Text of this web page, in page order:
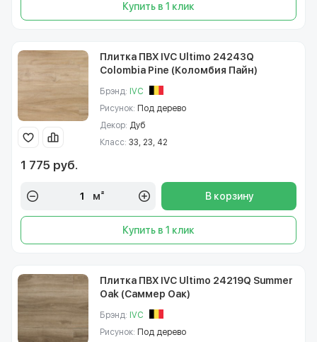
Купить в 1 клик
Плитка ПВХ IVC Ultimo 24243Q
Colombia Pine (Коломбия Пайн)
Брэнд: IVC
Рисунок: Под дерево
Декор: Дуб
Класс: 33, 23, 42
1 775 руб.
м² В корзину
Купить в 1 клик
Плитка ПВХ IVC Ultimo 24219Q Summer
Oak (Саммер Оак)
Брэнд: IVC
Рисунок: Под дерево